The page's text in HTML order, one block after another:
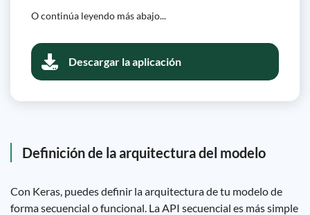
O continúa leyendo más abajo...
Descargar la aplicación
Definición de la arquitectura del modelo
Con Keras, puedes definir la arquitectura de tu modelo de
forma secuencial o funcional. La API secuencial es más simple